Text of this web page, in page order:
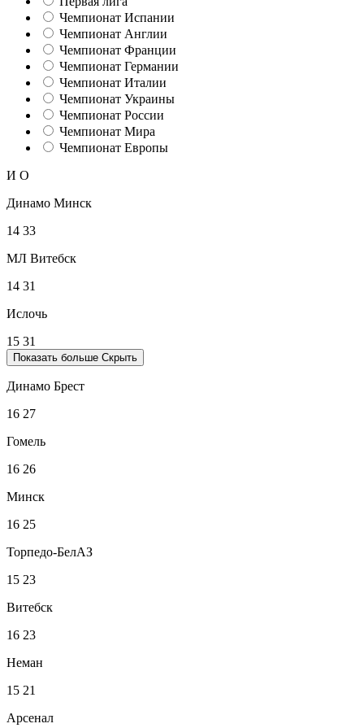
Чемпионат Испании
Чемпионат Англии
Чемпионат Франции
Чемпионат Германии
Чемпионат Италии
Чемпионат Украины
Чемпионат России
Чемпионат Мира
Чемпионат Европы
И О
Динамо Минск
14 33
МЛ Витебск
14 31
Ислочь
15 31
Показать больше Скрыть
Динамо Брест
16 27
Гомель
16 26
Минск
16 25
Торпедо-БелАЗ
15 23
Витебск
16 23
Неман
15 21
Арсенал